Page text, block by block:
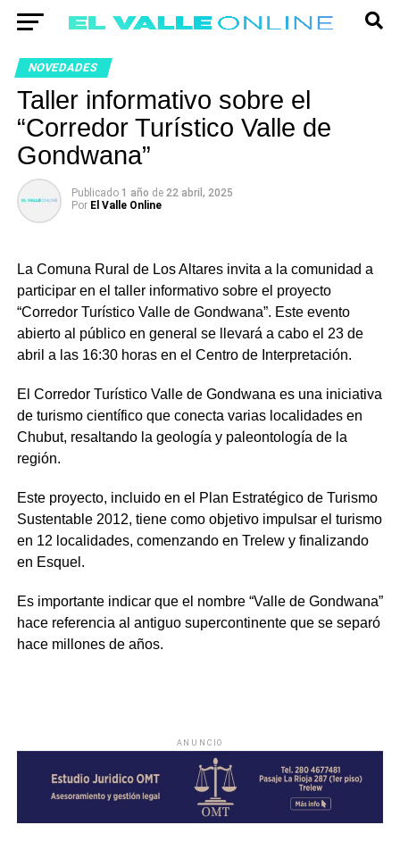
NOVEDADES
Taller informativo sobre el
“Corredor Turístico Valle de
Gondwana”
Publicado 1 año de 22 abril, 2025
Por El Valle Online
La Comuna Rural de Los Altares invita a la comunidad a
participar en el taller informativo sobre el proyecto
“Corredor Turístico Valle de Gondwana”. Este evento
abierto al público en general se llevará a cabo el 23 de
abril a las 16:30 horas en el Centro de Interpretación.
El Corredor Turístico Valle de Gondwana es una iniciativa
de turismo científico que conecta varias localidades en
Chubut, resaltando la geología y paleontología de la
región.
Este proyecto, incluido en el Plan Estratégico de Turismo
Sustentable 2012, tiene como objetivo impulsar el turismo
en 12 localidades, comenzando en Trelew y finalizando
en Esquel.
Es importante indicar que el nombre “Valle de Gondwana”
hace referencia al antiguo supercontinente que se separó
hace millones de años.
ANUNCIO